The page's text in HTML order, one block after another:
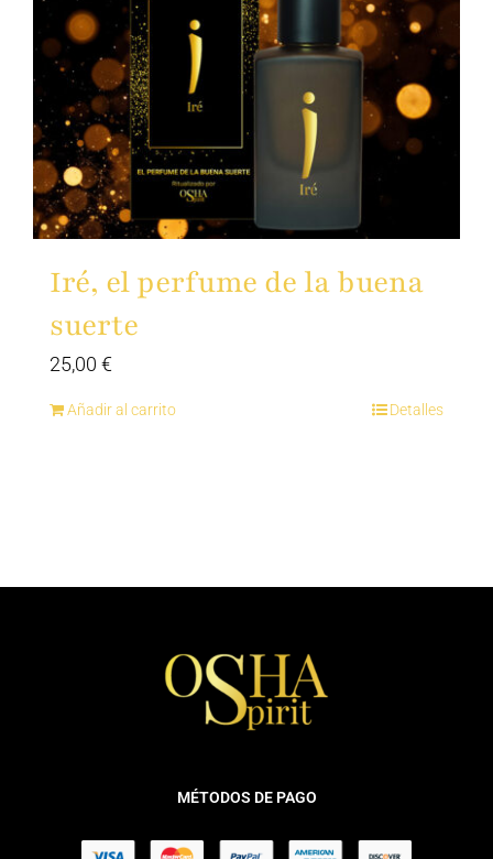
Iré, el perfume de la buena
suerte
25,00 €
Añadir al carrito Detalles
MÉTODOS DE PAGO